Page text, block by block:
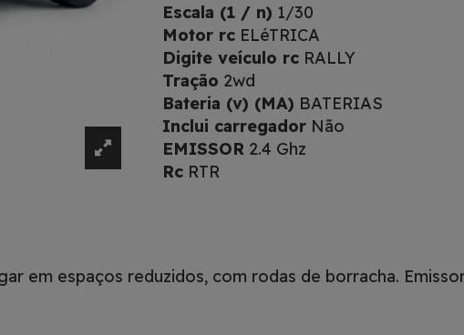
Escala (1 / n) 1/30
Motor rc ELéTRICA
Digite veículo rc RALLY
Tração 2wd
Bateria (v) (MA) BATERIAS
Inclui carregador Não
EMISSOR 2.4 Ghz
Rc RTR
em espaços reduzidos, com rodas de borracha.